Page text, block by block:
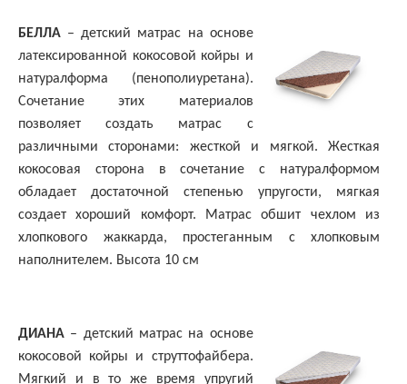
БЕЛЛА – детский матрас на основе
латексированной кокосовой койры и
натуралформа (пенополиуретана).
Сочетание этих материалов
позволяет создать матрас с
различными сторонами: жесткой и мягкой. Жесткая
кокосовая сторона в сочетание с натуралформом
обладает достаточной степенью упругости, мягкая
создает хороший комфорт. Матрас обшит чехлом из
хлопкового жаккарда, простеганным с хлопковым
наполнителем. Высота 10 см
ДИАНА – детский матрас на основе
кокосовой койры и струттофайбера.
Мягкий и в то же время упругий